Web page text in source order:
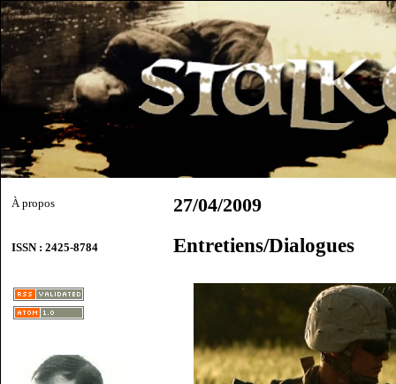
À propos
ISSN : 2425-8784
27/04/2009
Entretiens/Dialogues